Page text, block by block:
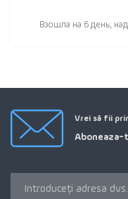
Взошла на 6 день,
Vrei să fii